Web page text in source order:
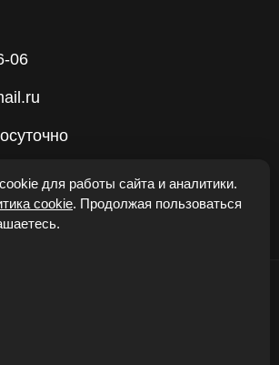
06
для работы сайта и аналитики.
cookie. Продолжая пользоваться